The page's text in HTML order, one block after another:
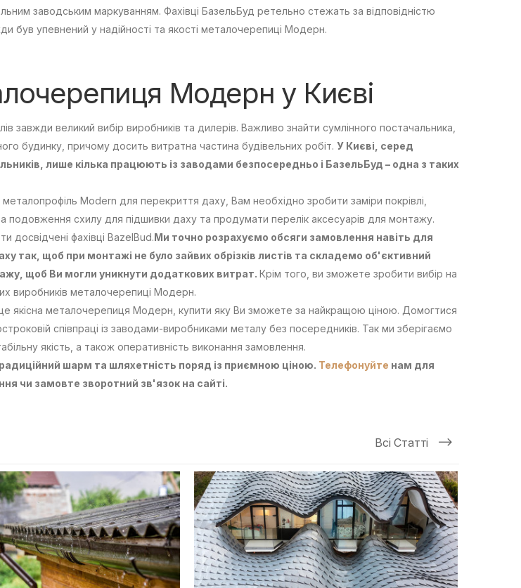
заводським маркуванням. Фахівці БазельБуд ретельно стежать за відповідністю
був упевнений у надійності та якості металочерепиці Модерн.
Модерн у Києві
завжди великий вибір виробників та дилерів. Важливо знайти сумлінного постачальника,
будинку, причому досить витратна частина будівельних робіт. У Києві, серед
лише кілька працюють із заводами безпосередньо і БазельБуд – одна з таких
Modern для перекриття даху, Вам необхідно зробити заміри покрівлі,
подовження схилу для підшивки даху та продумати перелік аксесуарів для монтажу.
фахівці BazelBud.Ми точно розрахуємо обсяги замовлення навіть для
так, щоб при монтажі не було зайвих обрізків листів та складемо об'єктивний
щоб Ви могли уникнути додаткових витрат. Крім того, ви зможете зробити вибір на
виробників металочерепиці Модерн.
якісна металочерепиця Модерн, купити яку Ви зможете за найкращою ціною. Домогтися
співпраці із заводами-виробниками металу без посередників. Так ми зберігаємо
якість, а також оперативність виконання замовлення.
шарм та шляхетність поряд із приємною ціною. Телефонуйте нам для
чи замовте зворотний зв'язок на сайті.
Всі Статті